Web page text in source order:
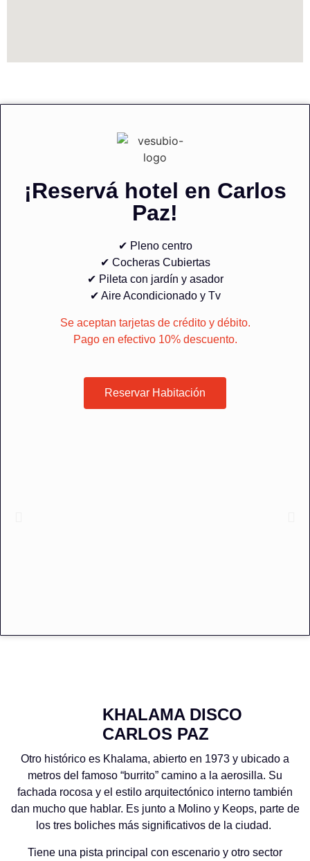
¡Reservá hotel en Carlos
Paz!
✔ Pleno centro
✔ Cocheras Cubiertas
✔ Pileta con jardín y asador
✔ Aire Acondicionado y Tv
Se aceptan tarjetas de crédito y débito.
Pago en efectivo 10% descuento.
Reservar Habitación
KHALAMA DISCO
CARLOS PAZ
Otro histórico es Khalama, abierto en 1973 y ubicado a
metros del famoso “burrito” camino a la aerosilla. Su
fachada rocosa y el estilo arquitectónico interno también
dan mucho que hablar. Es junto a Molino y Keops, parte de
los tres boliches más significativos de la ciudad.
Tiene una pista principal con escenario y otro sector